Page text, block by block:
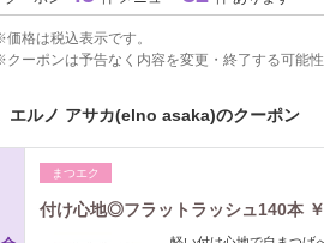
価格は税込表示です。
クーポンは予告なく内容を変更・終了する可能性
エルノ アサカ(elno asaka)のクーポン
まつエク
付け心地◎フラットラッシュ140本